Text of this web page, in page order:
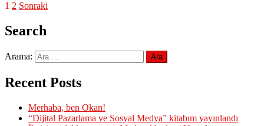
1 2 Sonraki
Search
Arama:
Recent Posts
Merhaba, ben Okan!
“Dijital Pazarlama ve Sosyal Medya” kitabım yayınlandı